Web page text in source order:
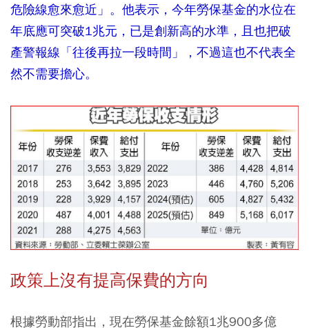
危險線愈來愈近」。他表示，今年勞保基金的水位在
年底應可突破1兆元，已是創新高的水準，且也把破
產警報線「往後再拉一段時間」，不過這也不代表全
然不需要擔心。
政策上沒有提高保費的方向
根據勞動部指出，現在勞保基金餘額1兆900多億